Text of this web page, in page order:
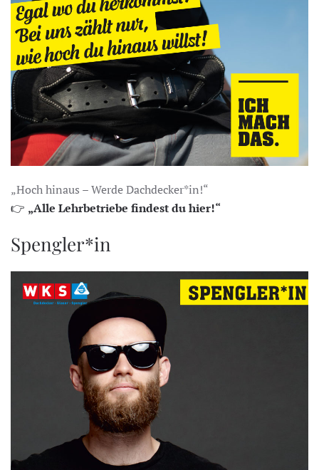
„Hoch hinaus – Werde Dachdecker*in!“
👉 „Alle Lehrbetriebe findest du hier!“
Spengler*in